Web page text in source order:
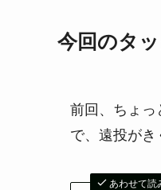
今回のタ
前回、ちょ
で、遠投がき
あわせて読